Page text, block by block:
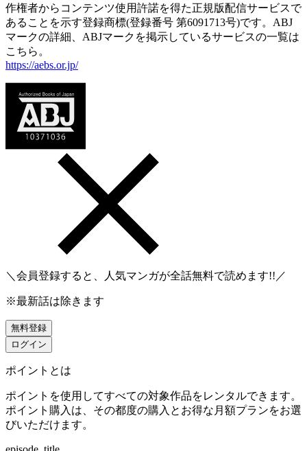
作権者からコンテンツ使用許諾を得た正規版配信サービスで
あることを示す登録商標(登録番号 第6091713号)です。ABJ
マークの詳細、ABJマークを掲示しているサービスの一覧は
こちら。
https://aebs.or.jp/
＼会員登録すると、人気マンガが全話無料で読めます!!／
※最新話は除きます
無料登録
ログイン
ポイントとは
ポイントを使用してすべての対象作品をレンタルできます。
ポイント購入は、その都度の購入とお得な月額プランをお選
びいただけます。